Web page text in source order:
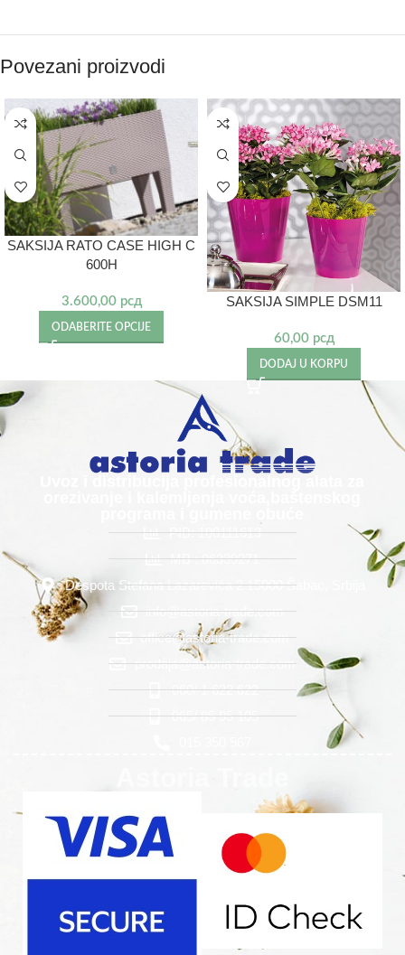
Povezani proizvodi
SAKSIJA RATO CASE HIGH C
600H
3.600,00 рсд
ODABERITE OPCIJE
SAKSIJA SIMPLE DSM11
60,00 рсд
DODAJ U KORPU
PIB: 100111613
MB : 06339271
Despota Stefana Lazarevića 2 15000 Šabac, Srbija
info@astoria-trade.com
office@astoria-trade.com
prodaja@astoria-trade.com
060/ 1 622 622
065/ 85 95 105